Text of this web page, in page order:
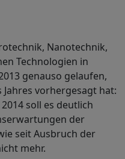
Nanotechnik,
Technologien in
genauso gelaufen,
vorhergesagt hat:
soll es deutlich
der
seit Ausbruch der
mehr.